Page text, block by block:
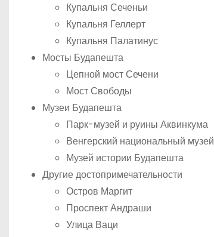
Купальня Сеченьи
Купальня Геллерт
Купальня Палатинус
Мосты Будапешта
Цепной мост Сечени
Мост Свободы
Музеи Будапешта
Парк-музей и руины Аквинкума
Венгерский национальный музей
Музей истории Будапешта
Другие достопримечательности
Остров Маргит
Проспект Андраши
Улица Ваци